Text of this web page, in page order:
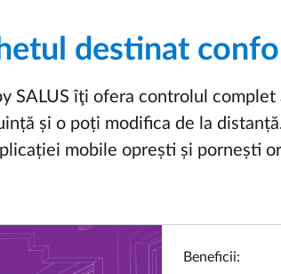
destinat
SALUS îţi ofera controlul
și o poți modifica de la
mobile oprești și pornești
Beneficii: